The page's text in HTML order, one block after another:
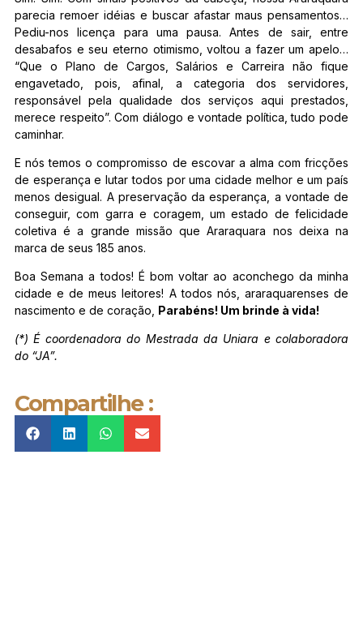
parecia remoer idéias e buscar afastar maus pensamentos…
Pediu-nos licença para uma pausa. Antes de sair, entre
desabafos e seu eterno otimismo, voltou a fazer um apelo…
“Que o Plano de Cargos, Salários e Carreira não fique
engavetado, pois, afinal, a categoria dos servidores,
responsável pela qualidade dos serviços aqui prestados,
merece respeito”. Com diálogo e vontade política, tudo pode
caminhar.
E nós temos o compromisso de escovar a alma com fricções
de esperança e lutar todos por uma cidade melhor e um país
menos desigual. A preservação da esperança, a vontade de
conseguir, com garra e coragem, um estado de felicidade
coletiva é a grande missão que Araraquara nos deixa na
marca de seus 185 anos.
Boa Semana a todos! É bom voltar ao aconchego da minha
cidade e de meus leitores! A todos nós, araraquarenses de
nascimento e de coração, Parabéns! Um brinde à vida!
(*) É coordenadora do Mestrada da Uniara e colaboradora
do “JA”.
Compartilhe :